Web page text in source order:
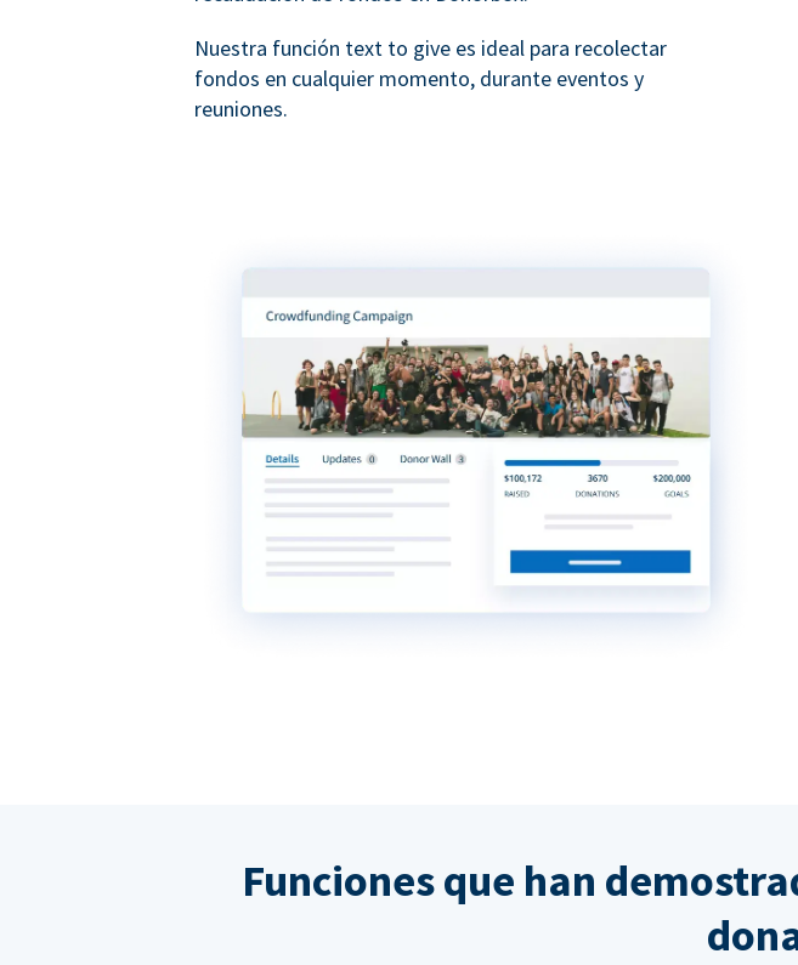
Nuestra función text to give es ideal para recolectar
fondos en cualquier momento, durante eventos y
reuniones.
Funciones que han